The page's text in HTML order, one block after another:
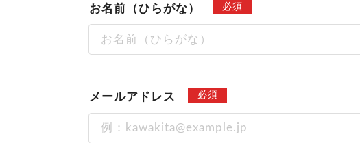
お名前（ひらがな） 必須
メールアドレス 必須